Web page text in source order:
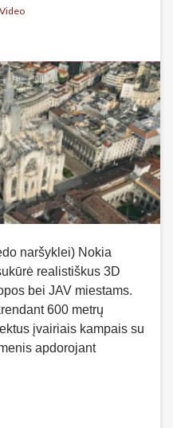
Video
naršyklei) Nokia
realistiškus 3D
bei JAV miestams.
600 metrų
įvairiais kampais su
apdorojant